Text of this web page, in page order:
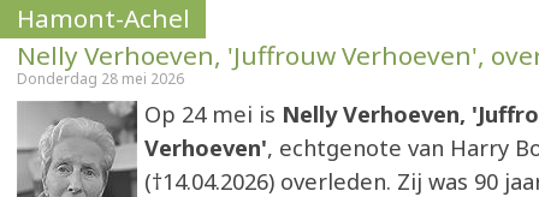
Hamont-Achel
Nelly Verhoeven, 'Juffrouw Verhoeven',
Donderdag 28 mei 2026
Op 24 mei is Nelly Verhoeven,
Verhoeven', echtgenote van Harry
(†14.04.2026) overleden. Zij was 90